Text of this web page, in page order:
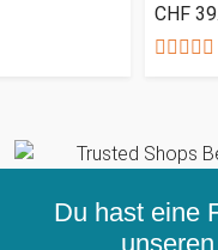
CHF
Du hast eine
unseren